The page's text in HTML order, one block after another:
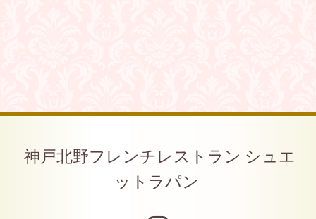
神戸北野フレンチレストラン シュエ
ットラパン